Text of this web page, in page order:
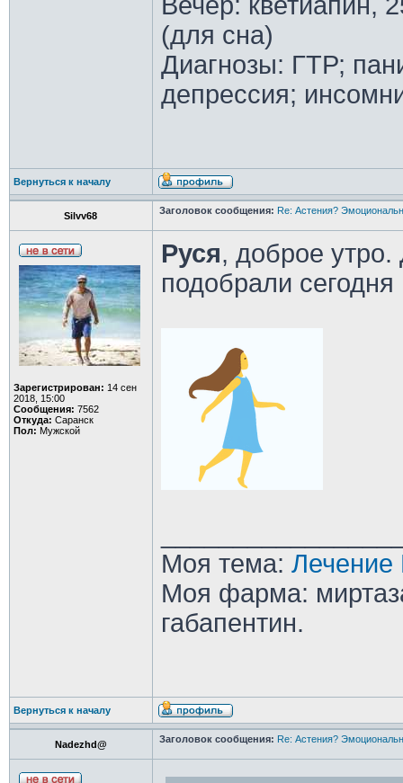
(для сна)
Диагнозы: ГТР;
депрессия;
Вернуться к началу
Silvv68 Заголовок сообщения: Re: Астения?
Зарегистрирован: 14 сен
2018, 15:00
Сообщения: 7562
Откуда: Саранск
Пол: Мужской
Руся, доброе
подобрали сегодня
Моя тема:
Моя фарма:
габапентин.
Вернуться к началу
Nadezhd@ Заголовок сообщения: Re: Астения?